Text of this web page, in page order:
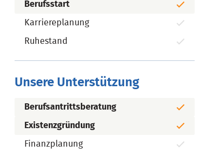
Berufsstart
Karriereplanung
Ruhestand
Unsere Unterstützung
Berufsantrittsberatung
Existenzgründung
Finanzplanung